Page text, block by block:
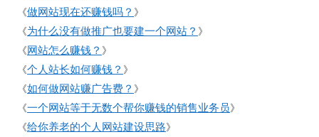
《做网站现在还赚钱吗？ 》
《为什么没有做推广也要建一个网站？ 》
《网站怎么赚钱？ 》
《个人站长如何赚钱？ 》
《如何做网站赚广告费？ 》
《一个网站等于无数个帮你赚钱的销售业务员》
《给你养老的个人网站建设思路》